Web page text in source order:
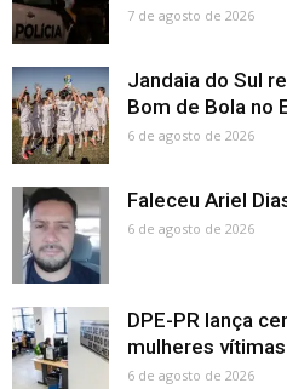
7 de agosto de 2026
Jandaia do Sul
Bom de Bola no
6 de agosto de 2026
Faleceu Ariel
6 de agosto de 2026
DPE-PR lança
mulheres
6 de agosto de 2026